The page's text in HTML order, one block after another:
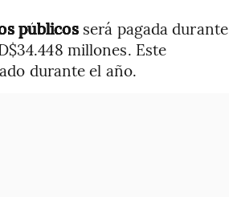
públicosserá pagada durante
millones. Este
durante el año.